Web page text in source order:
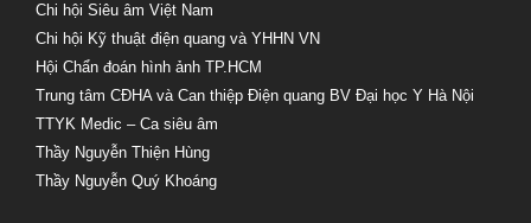
Chi hội Siêu âm Việt Nam
Chi hội Kỹ thuật điện quang và YHHN VN
Hội Chẩn đoán hình ảnh TP.HCM
Trung tâm CĐHA và Can thiệp Điện quang BV Đại học Y Hà Nội
TTYK Medic – Ca siêu âm
Thầy Nguyễn Thiện Hùng
Thầy Nguyễn Quý Khoáng